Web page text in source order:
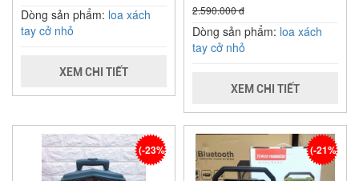
Dòng sản phẩm: loa xách
tay cở nhỏ
XEM CHI TIẾT
2.590.000 đ
Dòng sản phẩm: loa xách
tay cở nhỏ
XEM CHI TIẾT
(-23%) (-21%)